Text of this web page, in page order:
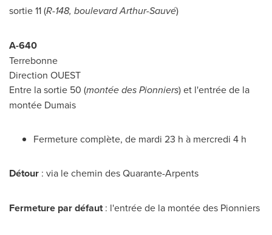
sortie 11 (R-148, boulevard Arthur-Sauvé)
A-640
Terrebonne
Direction OUEST
Entre la sortie 50 (montée des Pionniers) et l'entrée de la
montée Dumais
Fermeture complète, de mardi 23 h à mercredi 4 h
Détour : via le chemin des Quarante-Arpents
Fermeture par défaut: l'entrée de la montée des Pionniers